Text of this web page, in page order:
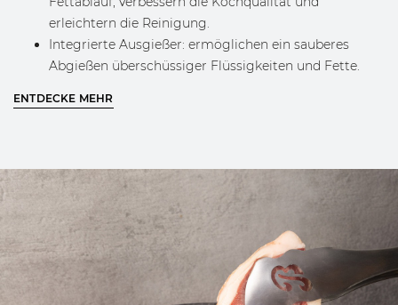
erleichtern die Reinigung.
Integrierte Ausgießer: ermöglichen ein sauberes
Abgießen überschüssiger Flüssigkeiten und Fette.
markentypisches Detail.
REINIGUNG UND PFLEGE
Nicht spülmaschinengeeignet.
Temperaturschocks vermeiden: vollständig abkühlen
lassen, bevor die Pfanne von Hand gereinigt wird.
Bei hartnäckigen Rückständen in warmem Wasser
ENTDECKE MEHR